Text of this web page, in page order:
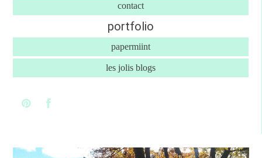
contact
portfolio
papermiint
les jolis blogs